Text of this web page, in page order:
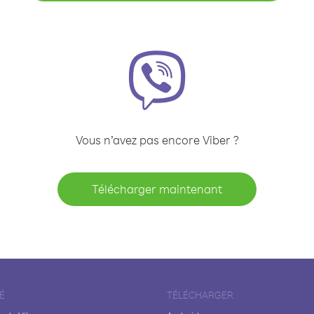
Vous n’avez pas encore Viber ?
Télécharger maintenant
TÉLÉCHARGER